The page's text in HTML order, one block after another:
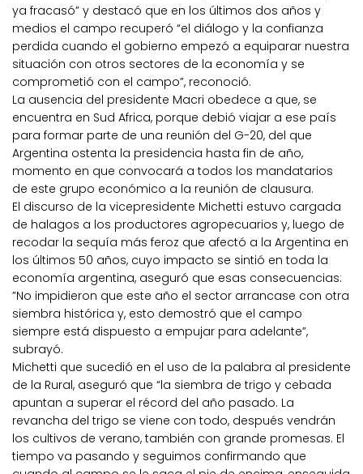
ya fracasó” y destacó que en los últimos dos años y
medios el campo recuperó “el diálogo y la confianza
perdida cuando el gobierno empezó a equiparar nuestra
situación con otros sectores de la economía y se
comprometió con el campo”, reconoció.
La ausencia del presidente Macri obedece a que, se
encuentra en Sud Africa, porque debió viajar a ese país
para formar parte de una reunión del G-20, del que
Argentina ostenta la presidencia hasta fin de año,
momento en que convocará a todos los mandatarios
de este grupo económico a la reunión de clausura.
El discurso de la vicepresidente Michetti estuvo cargada
de halagos a los productores agropecuarios y, luego de
recodar la sequía más feroz que afectó a la Argentina en
los últimos 50 años, cuyo impacto se sintió en toda la
economía argentina, aseguró que esas consecuencias:
”No impidieron que este año el sector arrancase con otra
siembra histórica y, esto demostró que el campo
siempre está dispuesto a empujar para adelante”,
subrayó.
Michetti que sucedió en el uso de la palabra al presidente
de la Rural, aseguró que “la siembra de trigo y cebada
apuntan a superar el récord del año pasado. La
revancha del trigo se viene con todo, después vendrán
los cultivos de verano, también con grande promesas. El
tiempo va pasando y seguimos confirmando que